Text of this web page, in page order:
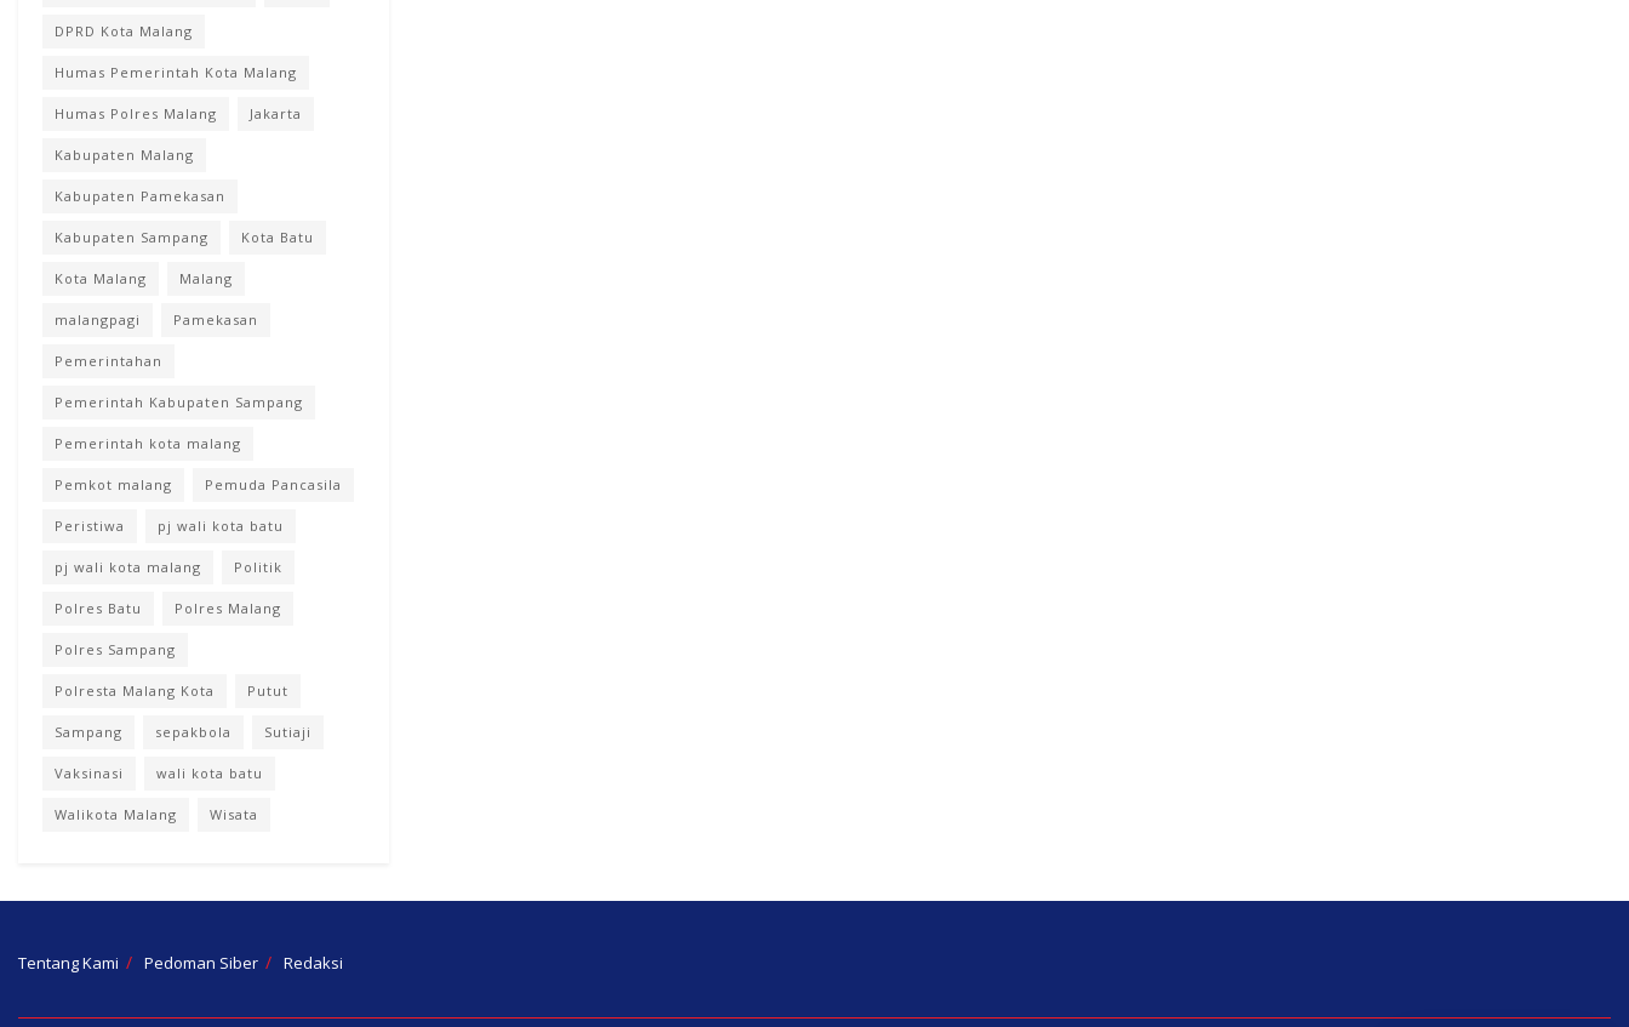
DPRD Kota Malang
Humas Pemerintah Kota Malang
Humas Polres Malang Jakarta
Kabupaten Malang
Kabupaten Pamekasan
Kabupaten Sampang Kota Batu
Kota Malang Malang
malangpagi Pamekasan
Pemerintahan
Pemerintah Kabupaten Sampang
Pemerintah kota malang
Pemkot malang Pemuda Pancasila
Peristiwa pj wali kota batu
pj wali kota malang Politik
Polres Batu Polres Malang
Polres Sampang
Polresta Malang Kota Putut
Sampang sepakbola Sutiaji
Vaksinasi wali kota batu
Walikota Malang Wisata
Tentang Kami Pedoman Siber Redaksi